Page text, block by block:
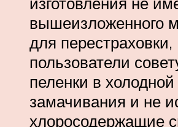
вышеизложенного
для перестраховки,
пользователи
пеленки в
замачивания и не
хлоросодержащие